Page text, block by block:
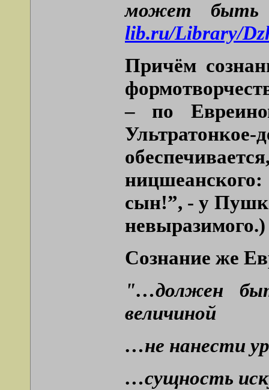
может быть
lib.ru/Library/
Причём
– по
сын!”, - у
невыразимого.)
Сознание же
"…должен
величиной
…не нанести
…сущность